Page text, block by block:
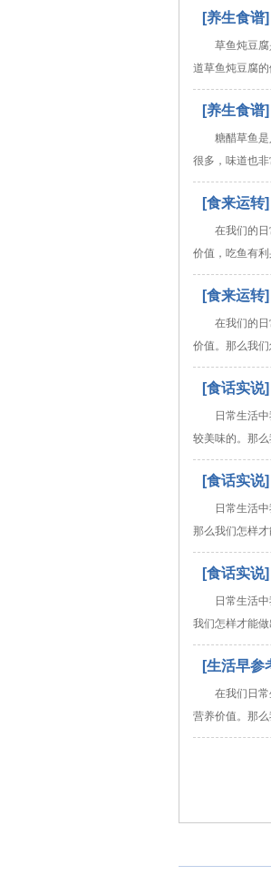
[养生食谱]
草鱼炖豆
道草鱼炖豆腐
[养生食谱]
糖醋草鱼
很多，味道也
[食来运转]
在我们的
价值，吃鱼有
[食来运转]
在我们的
价值。那么我
[食话实说]
日常生活
较美味的。那
[食话实说]
日常生活
那么我们怎样
[食话实说]
日常生活
我们怎样才能
[生活早参
在我们日
营养价值。那